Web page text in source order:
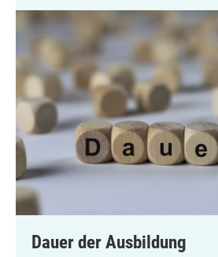
Dauer der Ausbildung